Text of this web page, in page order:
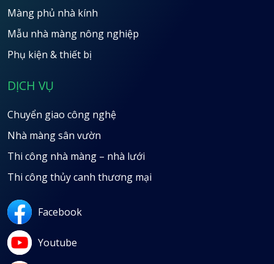
Màng phủ nhà kính
Mẫu nhà màng nông nghiệp
Phụ kiện & thiết bị
DỊCH VỤ
Chuyển giao công nghệ
Nhà màng sân vườn
Thi công nhà màng – nhà lưới
Thi công thủy canh thương mại
Facebook
Youtube